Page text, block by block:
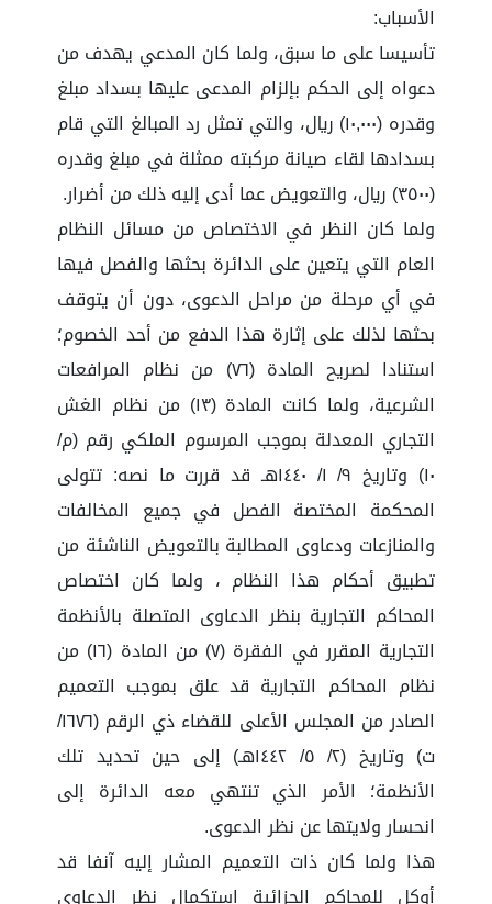
الأسباب:
تأسيسا على ما سبق، ولما كان المدعي يهدف من
دعواه إلى الحكم بإلزام المدعى عليها بسداد مبلغ
وقدره (١٠,٠٠٠) ريال، والتي تمثل رد المبالغ التي قام
بسدادها لقاء صيانة مركبته ممثلة في مبلغ وقدره
(٣٥٠٠) ريال، والتعويض عما أدى إليه ذلك من أضرار.
ولما كان النظر في الاختصاص من مسائل النظام
العام التي يتعين على الدائرة بحثها والفصل فيها
في أي مرحلة من مراحل الدعوى، دون أن يتوقف
بحثها لذلك على إثارة هذا الدفع من أحد الخصوم؛
استنادا لصريح المادة (٧٦) من نظام المرافعات
الشرعية، ولما كانت المادة (١٣) من نظام الغش
التجاري المعدلة بموجب المرسوم الملكي رقم (م/
١٠) وتاريخ ٩/ ١/ ١٤٤٠هـ قد قررت ما نصه: تتولى
المحكمة المختصة الفصل في جميع المخالفات
والمنازعات ودعاوى المطالبة بالتعويض الناشئة من
تطبيق أحكام هذا النظام ، ولما كان اختصاص
المحاكم التجارية بنظر الدعاوى المتصلة بالأنظمة
التجارية المقرر في الفقرة (٧) من المادة (١٦) من
نظام المحاكم التجارية قد علق بموجب التعميم
الصادر من المجلس الأعلى للقضاء ذي الرقم (١٦٧٦/
ت) وتاريخ (٢/ ٥/ ١٤٤٢هـ) إلى حين تحديد تلك
الأنظمة؛ الأمر الذي تنتهي معه الدائرة إلى
انحسار ولايتها عن نظر الدعوى.
هذا ولما كان ذات التعميم المشار إليه آنفا قد
أوكل للمحاكم الجزائية استكمال نظر الدعاوى